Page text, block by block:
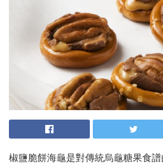
椒鹽脆餅海龜是對傳統烏龜糖果食譜